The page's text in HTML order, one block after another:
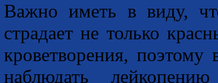
Важно иметь в виду,
страдает не только
кроветворения, поэтому
наблюдать